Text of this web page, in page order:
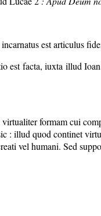
est articulus
est facta, iuxta illud
formam cui
: illud quod continet
vel humani. Sed